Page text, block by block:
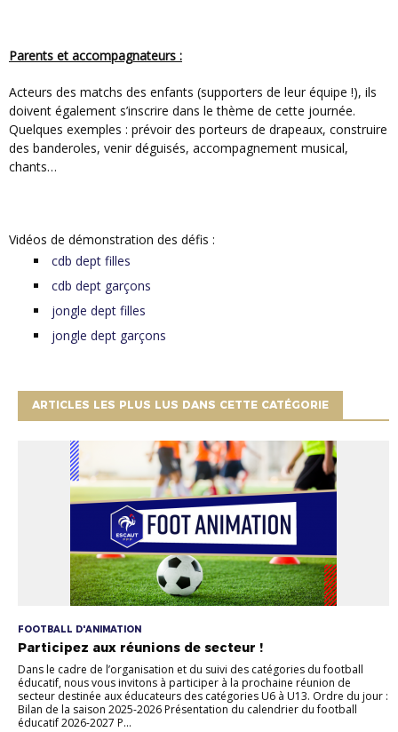
Parents et accompagnateurs :
Acteurs des matchs des enfants (supporters de leur équipe !), ils
doivent également s’inscrire dans le thème de cette journée.
Quelques exemples : prévoir des porteurs de drapeaux, construire
des banderoles, venir déguisés, accompagnement musical,
chants…
Vidéos de démonstration des défis :
cdb dept filles
cdb dept garçons
jongle dept filles
jongle dept garçons
ARTICLES LES PLUS LUS DANS CETTE CATÉGORIE
FOOTBALL D'ANIMATION
Participez aux réunions de secteur !
Dans le cadre de l’organisation et du suivi des catégories du football
éducatif, nous vous invitons à participer à la prochaine réunion de
secteur destinée aux éducateurs des catégories U6 à U13. Ordre du jour :
Bilan de la saison 2025-2026 Présentation du calendrier du football
éducatif 2026-2027 P...